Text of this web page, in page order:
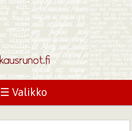
☰ Valikko